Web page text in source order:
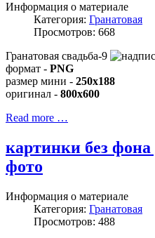
Информация о материале
Категория: Гранатовая
Просмотров: 668
Гранатовая свадьба-9
формат - PNG
размер мини - 250x188
оригинал - 800x600
Read more …
картинки без
фото
Информация о материале
Категория: Гранатовая
Просмотров: 488